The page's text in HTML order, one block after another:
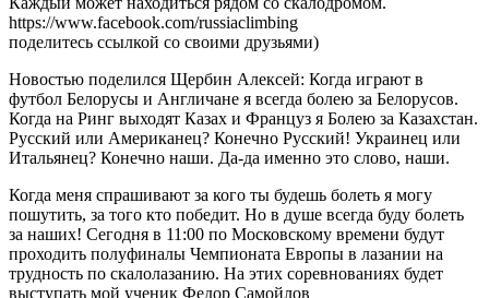
https://www.facebook.com/russiaclimbing
поделитесь ссылкой со своими друзьями)
Новостью поделился Щербин Алексей: Когда играют в
футбол Белорусы и Англичане я всегда болею за Белорусов.
Когда на Ринг выходят Казах и Француз я Болею за Казахстан.
Русский или Американец? Конечно Русский! Украинец или
Итальянец? Конечно наши. Да-да именно это слово, наши.
Когда меня спрашивают за кого ты будешь болеть я могу
пошутить, за того кто победит. Но в душе всегда буду болеть
за наших! Сегодня в 11:00 по Московскому времени будут
проходить полуфиналы Чемпионата Европы в лазании на
трудность по скалолазанию. На этих соревнованиях будет
выступать мой ученик Федор Самойлов